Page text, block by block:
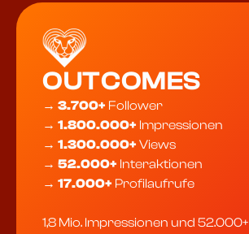
OUTCOMES
→ 3.700+ Follower
→ 1.800.000+ Impressionen
→ 1.300.000+ Views
→ 52.000+ Interaktionen
→ 17.000+ Profilaufrufe
1,8 Mio. Impressionen und 52.000+